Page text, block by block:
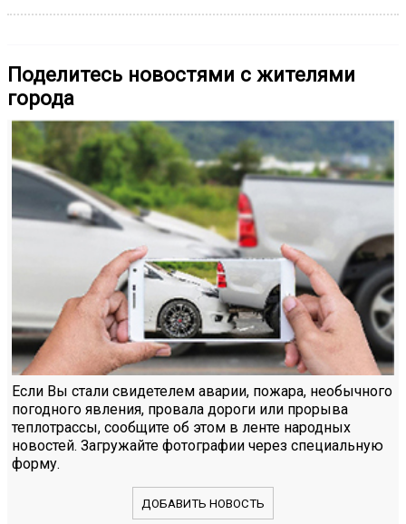
Поделитесь новостями с жителями
города
Если Вы стали свидетелем аварии, пожара, необычного
погодного явления, провала дороги или прорыва
теплотрассы, сообщите об этом в ленте народных
новостей. Загружайте фотографии через специальную
форму.
ДОБАВИТЬ НОВОСТЬ